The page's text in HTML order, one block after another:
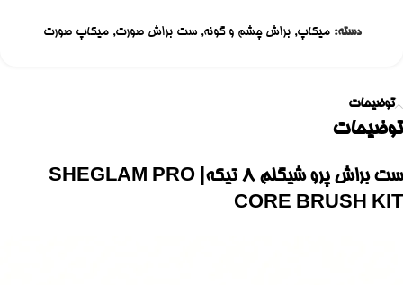
دسته: میکاپ, براش چشم و گونه, ست براش صورت, میکاپ صورت
توضیحات
توضیحات
ست براش پرو شیگلم 8 تیکه| SHEGLAM PRO
CORE BRUSH KIT